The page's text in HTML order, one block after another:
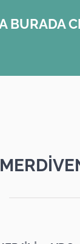
BURADA